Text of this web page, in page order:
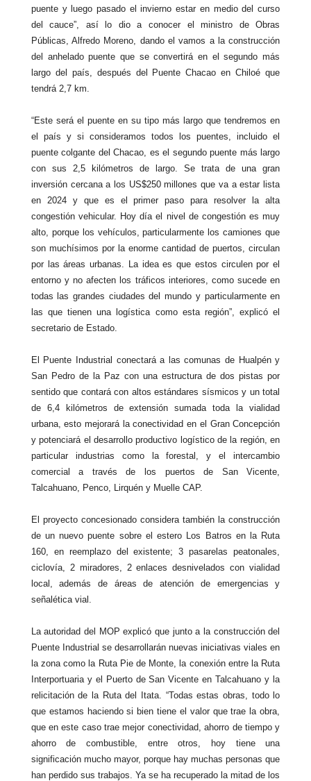
puente y luego pasado el invierno estar en medio del curso
del cauce”, así lo dio a conocer el ministro de Obras
Públicas, Alfredo Moreno, dando el vamos a la construcción
del anhelado puente que se convertirá en el segundo más
largo del país, después del Puente Chacao en Chiloé que
tendrá 2,7 km.
“Este será el puente en su tipo más largo que tendremos en
el país y si consideramos todos los puentes, incluido el
puente colgante del Chacao, es el segundo puente más largo
con sus 2,5 kilómetros de largo. Se trata de una gran
inversión cercana a los US$250 millones que va a estar lista
en 2024 y que es el primer paso para resolver la alta
congestión vehicular. Hoy día el nivel de congestión es muy
alto, porque los vehículos, particularmente los camiones que
son muchísimos por la enorme cantidad de puertos, circulan
por las áreas urbanas. La idea es que estos circulen por el
entorno y no afecten los tráficos interiores, como sucede en
todas las grandes ciudades del mundo y particularmente en
las que tienen una logística como esta región”, explicó el
secretario de Estado.
El Puente Industrial conectará a las comunas de Hualpén y
San Pedro de la Paz con una estructura de dos pistas por
sentido que contará con altos estándares sísmicos y un total
de 6,4 kilómetros de extensión sumada toda la vialidad
urbana, esto mejorará la conectividad en el Gran Concepción
y potenciará el desarrollo productivo logístico de la región, en
particular industrias como la forestal, y el intercambio
comercial a través de los puertos de San Vicente,
Talcahuano, Penco, Lirquén y Muelle CAP.
El proyecto concesionado considera también la construcción
de un nuevo puente sobre el estero Los Batros en la Ruta
160, en reemplazo del existente; 3 pasarelas peatonales,
ciclovía, 2 miradores, 2 enlaces desnivelados con vialidad
local, además de áreas de atención de emergencias y
señalética vial.
La autoridad del MOP explicó que junto a la construcción del
Puente Industrial se desarrollarán nuevas iniciativas viales en
la zona como la Ruta Pie de Monte, la conexión entre la Ruta
Interportuaria y el Puerto de San Vicente en Talcahuano y la
relicitación de la Ruta del Itata. “Todas estas obras, todo lo
que estamos haciendo si bien tiene el valor que trae la obra,
que en este caso trae mejor conectividad, ahorro de tiempo y
ahorro de combustible, entre otros, hoy tiene una
significación mucho mayor, porque hay muchas personas que
han perdido sus trabajos. Ya se ha recuperado la mitad de los